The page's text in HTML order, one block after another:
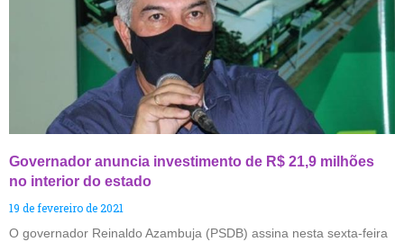
Governador anuncia investimento de R$ 21,9 milhões
no interior do estado
19 de fevereiro de 2021
O governador Reinaldo Azambuja (PSDB) assina nesta sexta-feira